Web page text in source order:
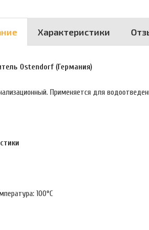
Характеристики
Ostendorf (Германия)
Применяется для
100°С